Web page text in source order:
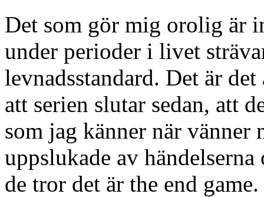
Det som gör mig orolig är
under perioder i livet
levnadsstandard. Det är
att serien slutar sedan, att
som jag känner när
uppslukade av
de tror det är the end